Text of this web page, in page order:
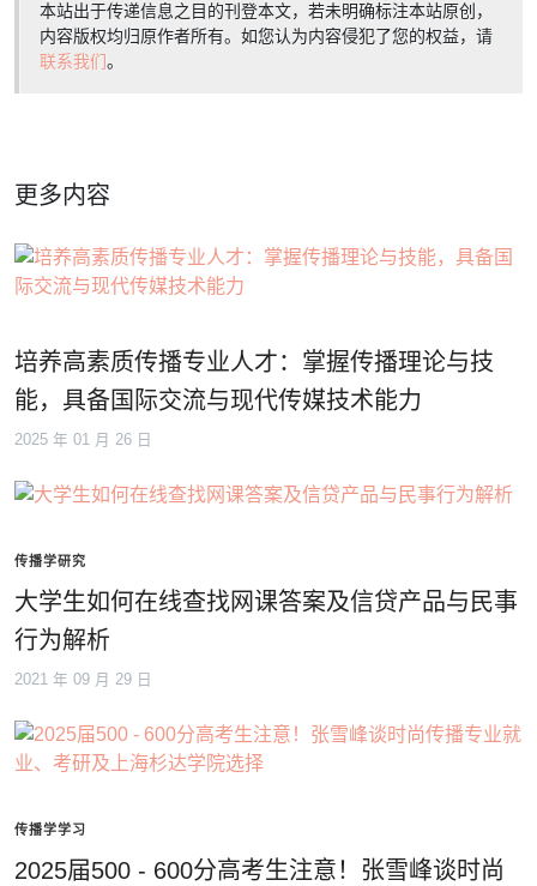
本站出于传递信息之目的刊登本文，若未明确标注本站原创，
内容版权均归原作者所有。如您认为内容侵犯了您的权益，请
联系我们。
更多内容
培养高素质传播专业人才：掌握传播理论与技
能，具备国际交流与现代传媒技术能力
2025 年 01 月 26 日
传播学研究
大学生如何在线查找网课答案及信贷产品与民事
行为解析
2021 年 09 月 29 日
传播学学习
2025届500 - 600分高考生注意！张雪峰谈时尚